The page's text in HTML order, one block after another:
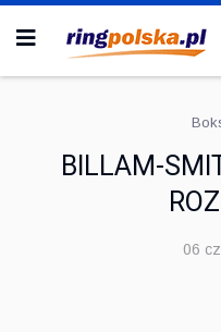
BILLAM-
06